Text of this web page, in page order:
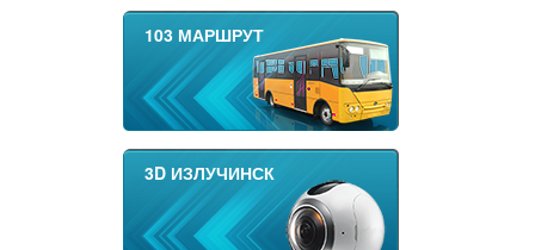
103 МАРШРУТ
3D ИЗЛУЧИНСК